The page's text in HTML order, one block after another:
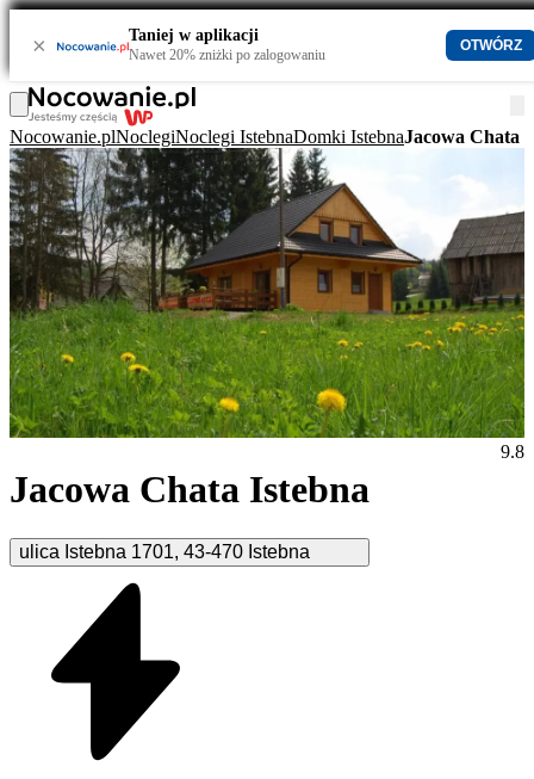
× Taniej w aplikacji
Nawet 20% zniżki po zalogowaniu
OTWÓRZ
Nocowanie.plNoclegiNoclegi IstebnaDomki IstebnaJacowa Chata
Jacowa Chata Istebna
ulica Istebna 1701, 43-470 Istebna
9.8